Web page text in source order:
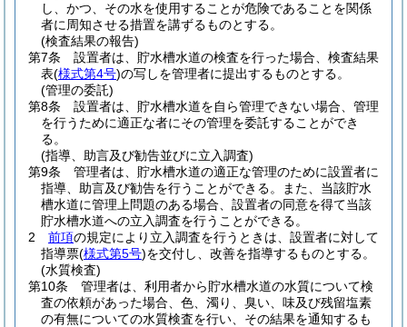
し、かつ、その水を使用することが危険であることを関係
者に周知させる措置を講ずるものとする。
(検査結果の報告)
第7条
設置者は、貯水槽水道の検査を行った場合、検査結果
表(様式第4号)の写しを管理者に提出するものとする。
(管理の委託)
第8条
設置者は、貯水槽水道を自ら管理できない場合、管理
を行うために適正な者にその管理を委託することができ
る。
(指導、助言及び勧告並びに立入調査)
第9条
管理者は、貯水槽水道の適正な管理のために設置者に
指導、助言及び勧告を行うことができる。
また、当該貯水
槽水道に管理上問題のある場合、設置者の同意を得て当該
貯水槽水道への立入調査を行うことができる。
2
前項の規定により立入調査を行うときは、設置者に対して
指導票(様式第5号)を交付し、改善を指導するものとする。
(水質検査)
第10条
管理者は、利用者から貯水槽水道の水質について検
査の依頼があった場合、色、濁り、臭い、味及び残留塩素
の有無についての水質検査を行い、その結果を通知するも